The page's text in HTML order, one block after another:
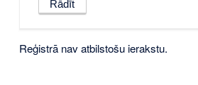
Reģistrā nav atbilstošu ierakstu.